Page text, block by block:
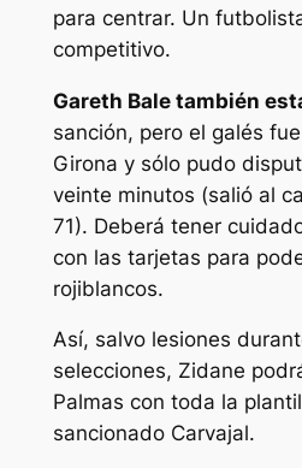
para centrar. Un
competitivo.
Gareth Bale también
sanción, pero el galés
Girona y sólo pudo
veinte minutos (salió al
71). Deberá tener
con las tarjetas para
rojiblancos.
Así, salvo lesiones
selecciones, Zidane
Palmas con toda la
sancionado Carvajal.